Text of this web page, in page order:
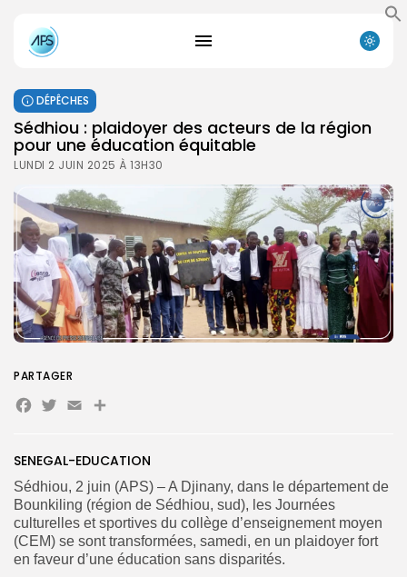
Search
for:
Search
Button
FR
DÉPÊCHES
Sédhiou : plaidoyer des acteurs de la région
pour une éducation équitable
LUNDI 2 JUIN 2025 À 13H30
SENEGAL-EDUCATION
Sédhiou, 2 juin (APS) – A Djinany, dans le département de
Bounkiling (région de Sédhiou, sud), les Journées
culturelles et sportives du collège d’enseignement moyen
(CEM) se sont transformées, samedi, en un plaidoyer fort
en faveur d’une éducation sans disparités.
PARTAGER
Facebook
Twitter
EmailPartager